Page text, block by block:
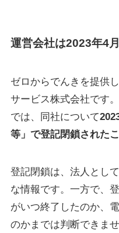
運営会社は2023年4
ゼロからでんきを提供
サービス株式会社です。
では、同社について
等」で登記閉鎖された
登記閉鎖は、法人とし
な情報です。一方で、
がいつ終了したのか、
のかまでは判断できませ